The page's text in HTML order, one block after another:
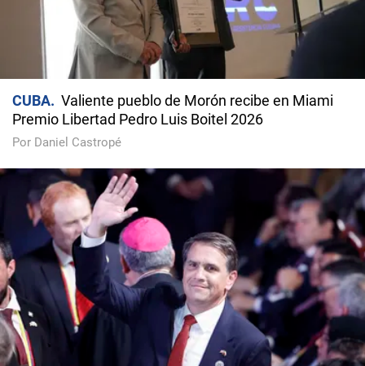
CUBA
Valiente pueblo de Morón recibe en Miami
Premio Libertad Pedro Luis Boitel 2026
Por Daniel Castropé